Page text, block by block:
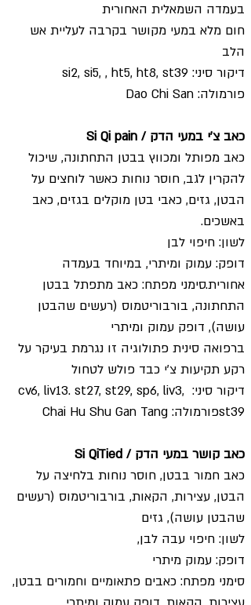
בעמדה השמאלית האחורית
חום מלא במעי מקושר בקרבה לעליית אש
הלב
דיקור סיני: si2, si5, , ht5, ht8, st39
פורמולה: Dao Chi San
כאב צ'י במעי הדק / Si Qi pain
כאב מפותל ומכווץ בבטן התחתונה, שיכול
להקרין לגב, חוסר נוחות כאשר לוחצים על
הבטן, גזים, כאבי בטן מוקלים בגזים, כאב
באשכים.
לשון: חיפוי לבן
דופק: עמוק ומיתרי, במיוחד בעמדה
אחורית.סימני מפתח: כאב מתפתל בבטן
התחתונה, בורבוריטמוס (רעשים שהבטן
עושה), דופק עמוק ומיתרי
ברפואה סינית פתולוגיה זו נגרמת בעיקר על
רקע תקיעות צ'י כבד פולש לטחול
דיקור סיני: cv6, liv13. st27, st29, sp6, liv3,
st39פורמולה: Chai Hu Shu Gan Tang
כאב קושר במעי הדק / Si QiTied
כאב חמור בבטן, חוסר נוחות בלחיצה על
הבטן, עצירות, הקאות, בורבוריטמוס (רעשים
שהבטן עושה), גזים
לשון: חיפוי עבה לבן,
דופק: עמוק מיתרי
סימני מפתח: כאבים פתאומיים וחמורים בבטן,